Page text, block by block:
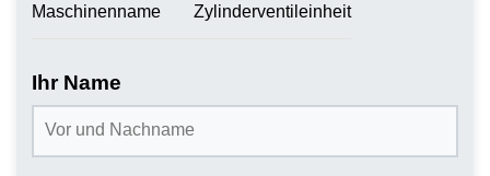
Maschinenname Zylinderventileinheit
Ihr Name